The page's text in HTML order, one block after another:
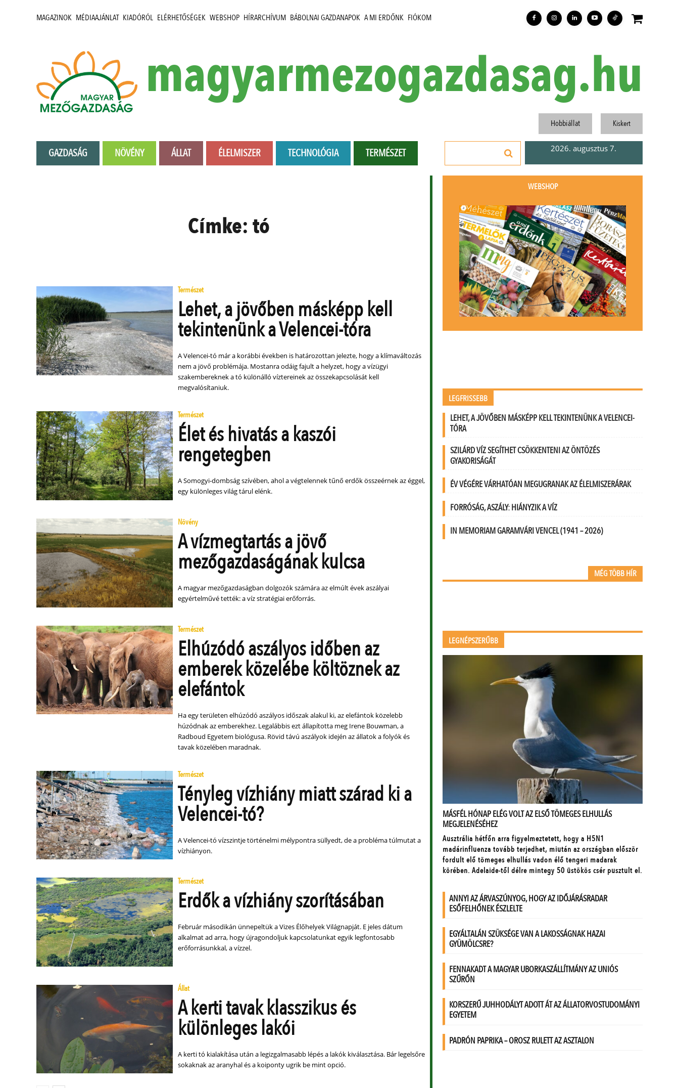
MAGAZINOK MÉDIAAJÁNLAT KIADÓRÓL ELÉRHETŐSÉGEK WEBSHOP HÍRARCHÍVUM BÁBOLNAI GAZDANAPOK A MI ERDŐNK FIÓKOM
magyarmezogazdasag.hu
GAZDASÁG NÖVÉNY ÁLLAT ÉLELMISZER TECHNOLÓGIA TERMÉSZET
Hobbiállat Kiskert
2026. augusztus 7.
Címke:tó
Természet
Lehet, a jövőben másképp kell
tekintenünk a Velencei-tóra
A Velencei-tó már a korábbi években is határozottan jelezte, hogy a klímaváltozás
nem a jövő problémája. Mostanra odáig fajult a helyzet, hogy a vízügyi
szakembereknek a tó különálló víztereinek az összekapcsolását kell
megvalósítaniuk.
Természet
Élet és hivatás a kaszói
rengetegben
A Somogyi-dombság szívében, ahol a végtelennek tűnő erdők összeérnek az éggel,
egy különleges világ tárul elénk.
Növény
A vízmegtartás a jövő
mezőgazdaságának kulcsa
A magyar mezőgazdaságban dolgozók számára az elmúlt évek aszályai
egyértelművé tették: a víz stratégiai erőforrás.
Természet
Elhúzódó aszályos időben az
emberek közelébe költöznek az
elefántok
Ha egy területen elhúzódó aszályos időszak alakul ki, az elefántok közelebb
húzódnak az emberekhez. Legalábbis ezt állapította meg Irene Bouwman, a
Radboud Egyetem biológusa. Rövid távú aszályok idején az állatok a folyók és
tavak közelében maradnak.
Természet
Tényleg vízhiány miatt szárad ki a
Velencei-tó?
A Velencei-tó vízszintje történelmi mélypontra süllyedt, de a probléma túlmutat a
vízhiányon.
Természet
Erdők a vízhiány szorításában
Február másodikán ünnepeltük a Vizes Élőhelyek Világnapját. E jeles dátum
alkalmat ad arra, hogy újragondoljuk kapcsolatunkat egyik legfontosabb
erőforrásunkkal, a vízzel.
Állat
A kerti tavak klasszikus és
különleges lakói
A kerti tó kialakítása után a legizgalmasabb lépés a lakók kiválasztása. Bár legelsőre
sokaknak az aranyhal és a koiponty ugrik be mint opció.
WEBSHOP
LEGFRISSEBB
LEHET, A JÖVŐBEN MÁSKÉPP KELL TEKINTENÜNK A VELENCEI-
TÓRA
SZILÁRD VÍZ SEGÍTHET CSÖKKENTENI AZ ÖNTÖZÉS
GYAKORISÁGÁT
ÉV VÉGÉRE VÁRHATÓAN MEGUGRANAK AZ ÉLELMISZERÁRAK
FORRÓSÁG, ASZÁLY: HIÁNYZIK A VÍZ
IN MEMORIAM GARAMVÁRI VENCEL (1941 – 2026)
MÉG TÖBB HÍR
LEGNÉPSZERŰBB